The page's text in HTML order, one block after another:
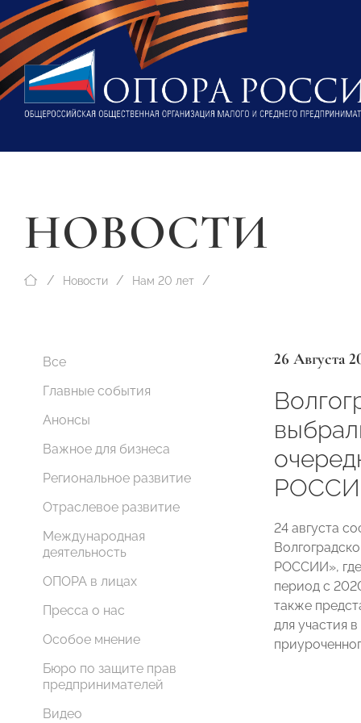
НОВОСТИ
Новости Нам 20 лет
Все
Главные события
Анонсы
Важное для бизнеса
Региональное развитие
Отраслевое развитие
Международная
деятельность
ОПОРА в лицах
Пресса о нас
Особое мнение
Бюро по защите прав
предпринимателей
Видео
26 Августа
24 августа
РОССИИ», где
период с
также
для участия